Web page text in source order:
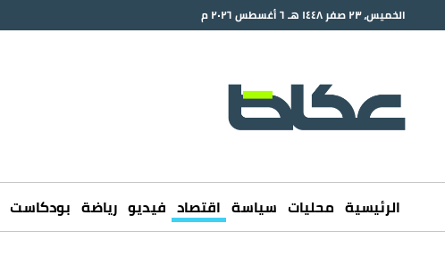
الخميس، ٢٣ صفر ١٤٤٨ هـ ٦ أغسطس ٢٠٢٦ م
الرئيسية محليات سياسة اقتصاد فيديو رياضة بودكاست